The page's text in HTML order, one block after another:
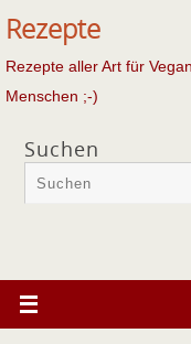
Rezepte
Rezepte aller Art für
Menschen ;-)
Suchen